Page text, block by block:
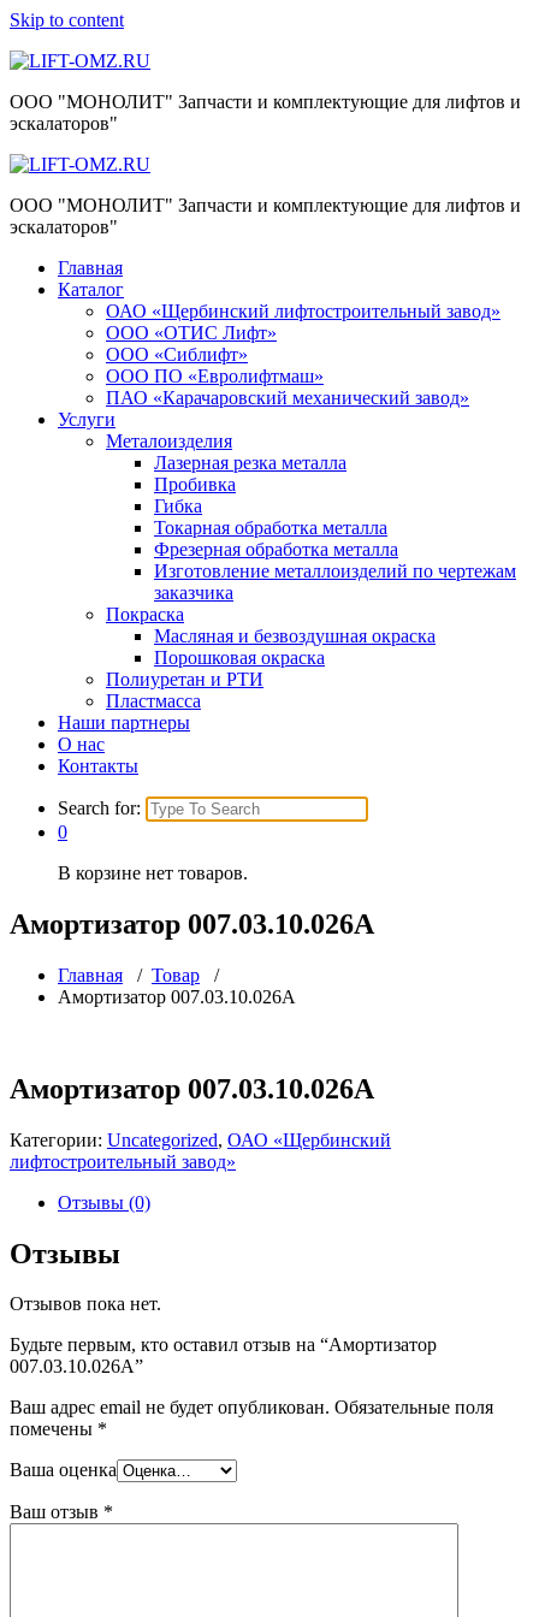
Skip to content
ООО "МОНОЛИТ" Запчасти и комплектующие для лифтов и
эскалаторов"
ООО "МОНОЛИТ" Запчасти и комплектующие для лифтов и
эскалаторов"
Главная
Каталог
ОАО «Щербинский лифтостроительный завод»
ООО «ОТИС Лифт»
ООО «Сиблифт»
ООО ПО «Евролифтмаш»
ПАО «Карачаровский механический завод»
Услуги
Металоизделия
Лазерная резка металла
Пробивка
Гибка
Токарная обработка металла
Фрезерная обработка металла
Изготовление металлоизделий по чертежам
заказчика
Покраска
Масляная и безвоздушная окраска
Порошковая окраска
Полиуретан и РТИ
Пластмасса
Наши партнеры
О нас
Контакты
Search for:
0
В корзине нет товаров.
Амортизатор 007.03.10.026А
Главная / Товар /
Амортизатор 007.03.10.026А
Амортизатор 007.03.10.026А
Категории: Uncategorized, ОАО «Щербинский
лифтостроительный завод»
Отзывы (0)
Отзывы
Отзывов пока нет.
Будьте первым, кто оставил отзыв на “Амортизатор
007.03.10.026А”
Ваш адрес email не будет опубликован. Обязательные поля
помечены *
Ваша оценка
Ваш отзыв *